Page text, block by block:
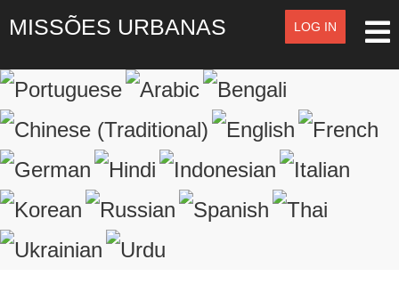
MISSÕES URBANAS LOG IN
LOGIN Registre-se
Lembrar de Mim
Esqueceu o nome de usuário?